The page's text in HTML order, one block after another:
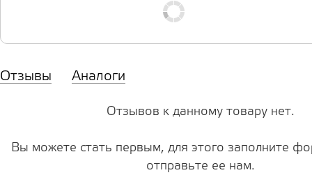
Отзывы Аналоги
Отзывов к данному товару нет.
Вы можете стать первым, для этого заполните
отправьте ее нам.